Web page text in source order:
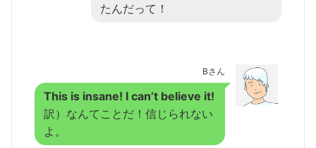
たんだって！
Bさん
This is insane! I can’t believe it!
訳）なんてことだ！信じられない
よ。